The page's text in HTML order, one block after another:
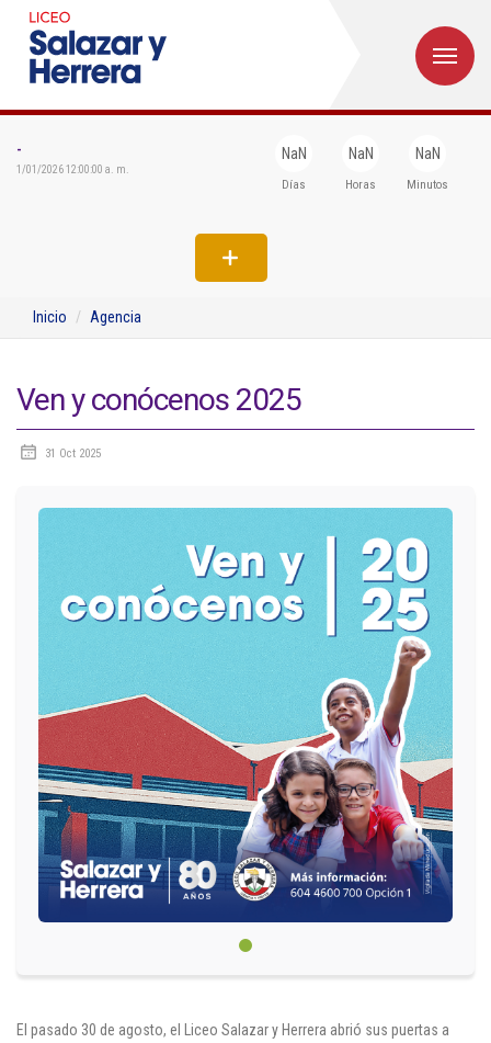
-
1/01/2026 12:00:00 a. m.
NaN
Días
NaN
Horas
NaN
Minutos
Inicio Agencia
Ven y conócenos 2025
31 Oct 2025
El pasado 30 de agosto, el Liceo Salazar y Herrera abrió sus puertas a
Formación
Departamentos
Extensión
Académico
Egresados
Pagos
PQRSF
Comunícate con nosotros
Línea de Atención al Cliente
+574 460 07 07